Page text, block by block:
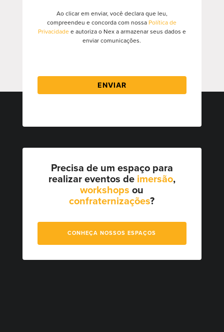
Ao clicar em enviar, você declara que leu,
compreendeu e concorda com nossa Política de
Privacidadee autoriza o Nex a armazenar seus dados e
enviar comunicações.
ENVIAR
Precisa de um espaço para
realizar eventos de imersão,
workshops ou
confraternizações?
CONHEÇA NOSSOS ESPAÇOS